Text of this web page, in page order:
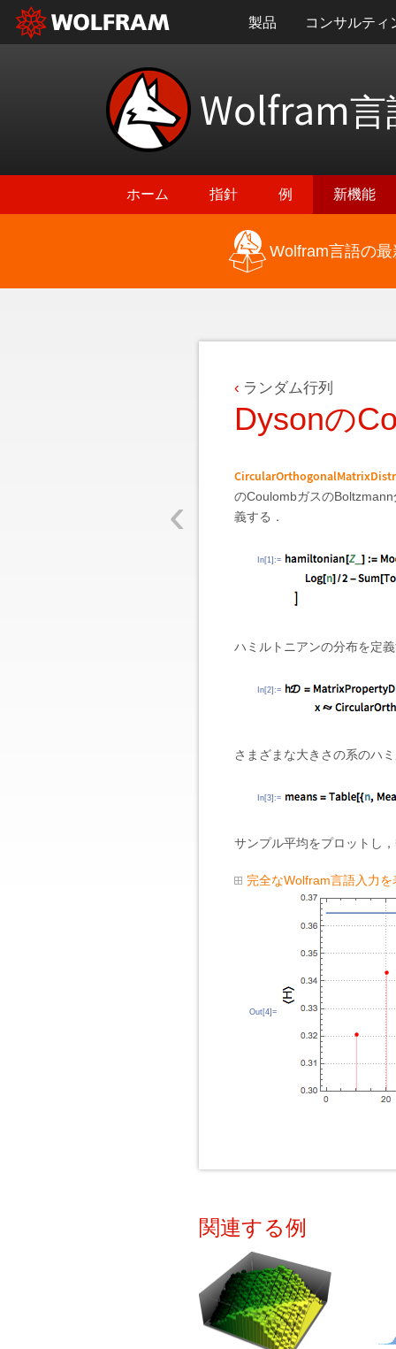
製品 コンサルティ
Wolfram言
ホーム 指針 例 新機能
Wolfram言語の
‹
ランダム行列
Dysonの
のCoulombガスの
義する．
In[1]:=
ハミルトニアンの分布を定
In[2]:=
さまざまな大きさの系のハ
In[3]:=
サンプル平均をプロットし
完全なWolfram言語入力を
Out[4]=
関連する例